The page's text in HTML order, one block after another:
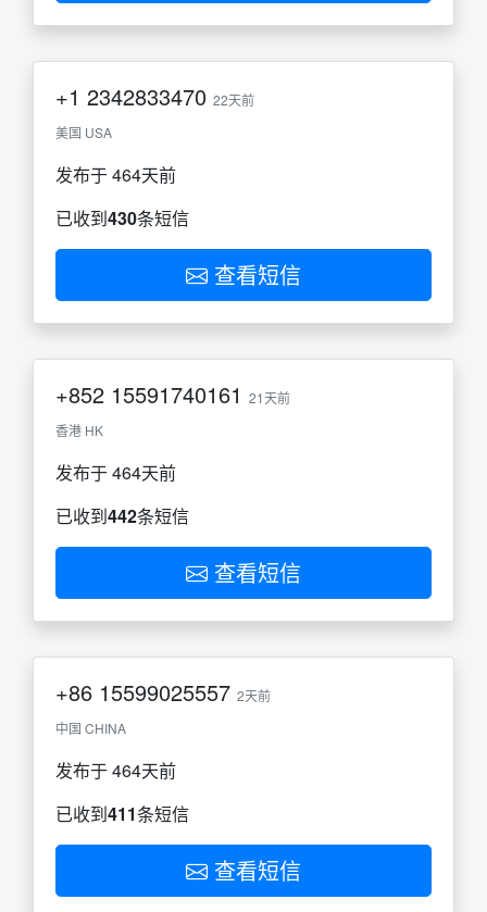
+1 2342833470 22天前
美国 USA
发布于 464天前
已收到430条短信
查看短信
+852 15591740161 21天前
香港 HK
发布于 464天前
已收到442条短信
查看短信
+86 15599025557 2天前
中国 CHINA
发布于 464天前
已收到411条短信
查看短信